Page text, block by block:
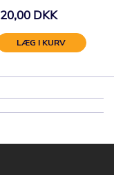
20,00 DKK
LÆG I KURV